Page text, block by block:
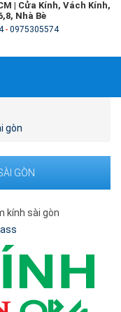
| Cửa Kính, Vách Kính,
Nhà Bè
- 0975305574
gòn
GÒN